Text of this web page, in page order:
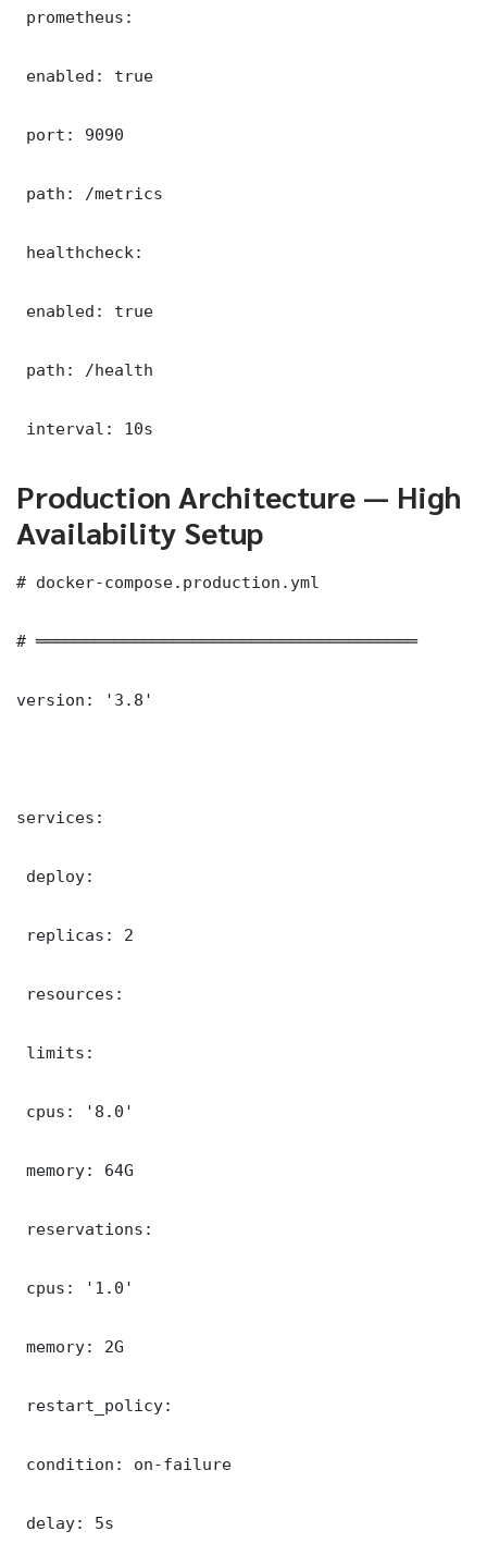
prometheus:
enabled: true
port: 9090
path: /metrics
healthcheck:
enabled: true
path: /health
interval: 10s
Production Architecture — High
Availability Setup
# docker-compose.production.yml
# ═══════════════════════════════════════
version: '3.8'
services:
deploy:
replicas: 2
resources:
limits:
cpus: '8.0'
memory: 64G
reservations:
cpus: '1.0'
memory: 2G
restart_policy:
condition: on-failure
delay: 5s